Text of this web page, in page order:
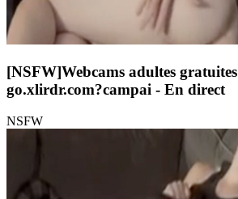
[NSFW]Webcams adultes gratuites
go.xlirdr.com?campai - En direct
NSFW